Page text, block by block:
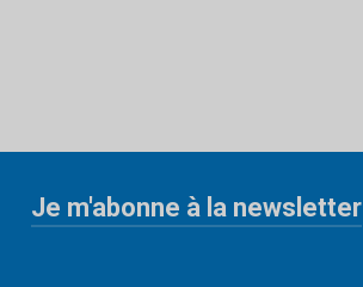
Je m'abonne à la newsletter